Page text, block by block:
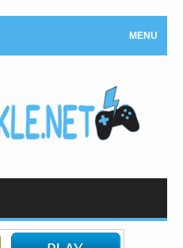
MENU